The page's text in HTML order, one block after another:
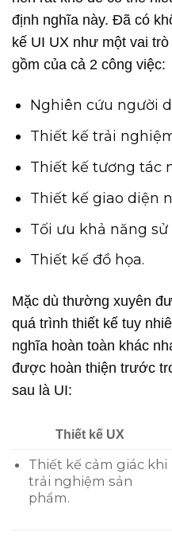
định nghĩa này. Đã có
kế UI UX như một vai
gồm của cả 2 công việc:
Nghiên cứu người
Thiết kế trải
Thiết kế tương tác
Thiết kế giao diện
Tối ưu khả năng sử
Thiết kế đồ họa.
Mặc dù thường xuyên
quá trình thiết kế tuy
nghĩa hoàn toàn khác
được hoàn thiện trước
sau là UI:
Thiết kế UX
Thiết kế cảm giác khi
trải nghiệm sản
phẩm.